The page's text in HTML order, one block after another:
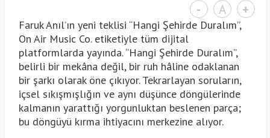
- A +
Faruk Anıl’ın yeni teklisi “Hangi Şehirde Duralım”,
On Air Music Co. etiketiyle tüm dijital
platformlarda yayında. “Hangi Şehirde Duralım”,
belirli bir mekâna değil, bir ruh hâline odaklanan
bir şarkı olarak öne çıkıyor. Tekrarlayan soruların,
içsel sıkışmışlığın ve aynı düşünce döngülerinde
kalmanın yarattığı yorgunluktan beslenen parça;
bu döngüyü kırma ihtiyacını merkezine alıyor.